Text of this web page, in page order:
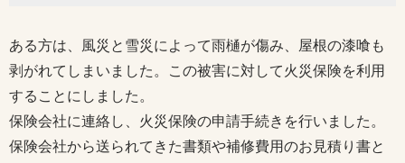
ある方は、風災と雪災によって雨樋が傷み、屋根の漆喰も
剥がれてしまいました。この被害に対して火災保険を利用
することにしました。
保険会社に連絡し、火災保険の申請手続きを行いました。
保険会社から送られてきた書類や補修費用のお見積り書と